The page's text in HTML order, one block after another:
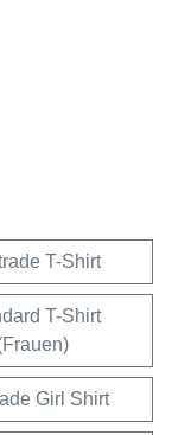
T-Shirt
T-Shirt
Girl Shirt